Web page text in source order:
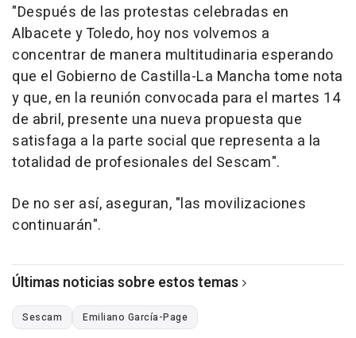
"Después de las protestas celebradas en
Albacete y Toledo, hoy nos volvemos a
concentrar de manera multitudinaria esperando
que el Gobierno de Castilla-La Mancha tome nota
y que, en la reunión convocada para el martes 14
de abril, presente una nueva propuesta que
satisfaga a la parte social que representa a la
totalidad de profesionales del Sescam".
De no ser así, aseguran, "las movilizaciones
continuarán".
Últimas noticias sobre estos temas
Sescam Emiliano García-Page